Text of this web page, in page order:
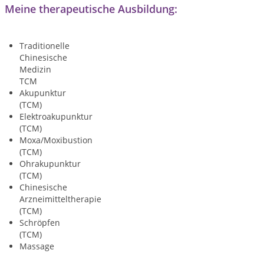
Meine therapeutische Ausbildung:
Traditionelle
Chinesische
Medizin
TCM
Akupunktur
(TCM)
Elektroakupunktur
(TCM)
Moxa/Moxibustion
(TCM)
Ohrakupunktur
(TCM)
Chinesische
Arzneimitteltherapie
(TCM)
Schröpfen
(TCM)
Massage